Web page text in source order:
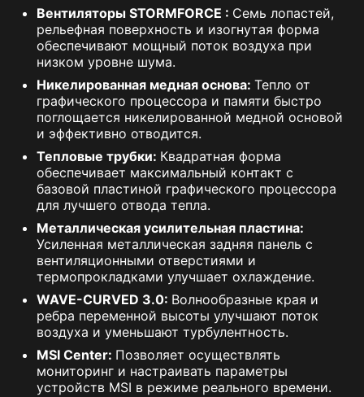
Вентиляторы STORMFORCE : Семь лопастей,
рельефная поверхность и изогнутая форма
обеспечивают мощный поток воздуха при
низком уровне шума.
Никелированная медная основа: Тепло от
графического процессора и памяти быстро
поглощается никелированной медной основой
и эффективно отводится.
Тепловые трубки: Квадратная форма
обеспечивает максимальный контакт с
базовой пластиной графического процессора
для лучшего отвода тепла.
Металлическая усилительная пластина:
Усиленная металлическая задняя панель с
вентиляционными отверстиями и
термопрокладками улучшает охлаждение.
WAVE-CURVED 3.0: Волнообразные края и
ребра переменной высоты улучшают поток
воздуха и уменьшают турбулентность.
MSI Center: Позволяет осуществлять
мониторинг и настраивать параметры
устройств MSI в режиме реального времени.